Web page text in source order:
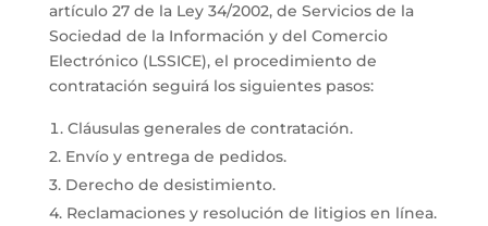
artículo 27 de la Ley 34/2002, de Servicios de la
Sociedad de la Información y del Comercio
Electrónico (LSSICE), el procedimiento de
contratación seguirá los siguientes pasos:
Cláusulas generales de contratación.
2. Envío y entrega de pedidos.
3. Derecho de desistimiento.
4. Reclamaciones y resolución de litigios en línea.